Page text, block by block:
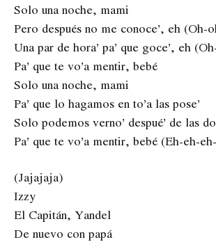
Solo una noche, mami
Pero después no me conoce’, eh (Oh-
Una par de hora’ pa’ que goce’, eh
Pa’ que te vo’a mentir, bebé
Solo una noche, mami
Pa’ que lo hagamos en to’a las pose’
Solo podemos verno’ despué’ de las
Pa’ que te vo’a mentir, bebé (Eh-eh-
(Jajajaja)
Izzy
El Capitán, Yandel
De nuevo con papá